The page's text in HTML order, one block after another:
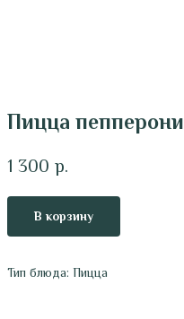
Пицца пепперони
1 300 р.
В корзину
Тип блюда: Пицца